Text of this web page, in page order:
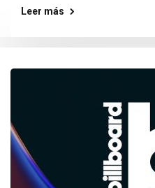
Leer más